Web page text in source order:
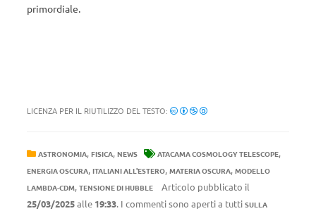
primordiale.
LICENZA PER IL RIUTILIZZO DEL TESTO:
ASTRONOMIA, FISICA, NEWS ATACAMA COSMOLOGY TELESCOPE,
ENERGIA OSCURA, ITALIANI ALL'ESTERO, MATERIA OSCURA, MODELLO
LAMBDA-CDM, TENSIONE DI HUBBLE
Articolo pubblicato il
25/03/2025alle 19:33. I commenti sono aperti a tutti SULLA